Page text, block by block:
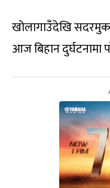
खोलागाउँदेखि
आज बिहान दुर्घटनामा